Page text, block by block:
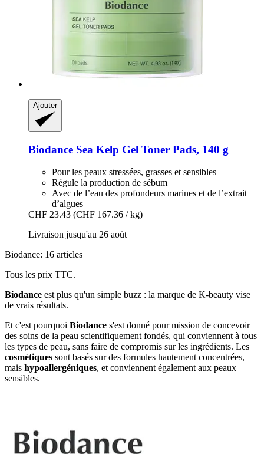
Ajouter
Biodance Sea Kelp Gel Toner Pads, 140 g
Pour les peaux stressées, grasses et sensibles
Régule la production de sébum
Avec de l’eau des profondeurs marines et de l’extrait
d’algues
CHF 23.43 (CHF 167.36 / kg)
Livraison jusqu'au 26 août
Biodance: 16 articles
Tous les prix TTC.
Biodance est plus qu'un simple buzz : la marque de K-beauty vise
de vrais résultats.
Et c'est pourquoi Biodance s'est donné pour mission de concevoir
des soins de la peau scientifiquement fondés, qui conviennent à tous
les types de peau, sans faire de compromis sur les ingrédients. Les
cosmétiques sont basés sur des formules hautement concentrées,
mais hypoallergéniques, et conviennent également aux peaux
sensibles.